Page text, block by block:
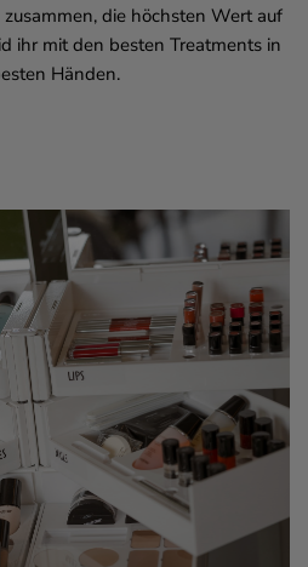
die höchsten Wert auf
ihr mit den besten Treatments in
Händen.